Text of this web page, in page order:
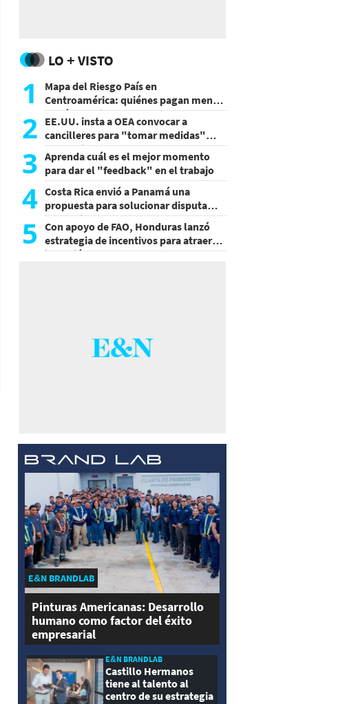
LO + VISTO
1
Mapa del Riesgo País en
Centroamérica: quiénes pagan menos
y cuáles mejoraron
2 EE.UU. insta a OEA convocar a
cancilleres para "tomar medidas"
sobre Nicaragua
3 Aprenda cuál es el mejor momento
para dar el "feedback" en el trabajo
4 Costa Rica envió a Panamá una
propuesta para solucionar disputa
comercial
5
Con apoyo de FAO, Honduras lanzó
estrategia de incentivos para atraer
inversión al agro
E&N BRANDLAB
Pinturas Americanas: Desarrollo
humano como factor del éxito
empresarial
E&N BRANDLAB
Castillo Hermanos
tiene al talento al
centro de su estrategia